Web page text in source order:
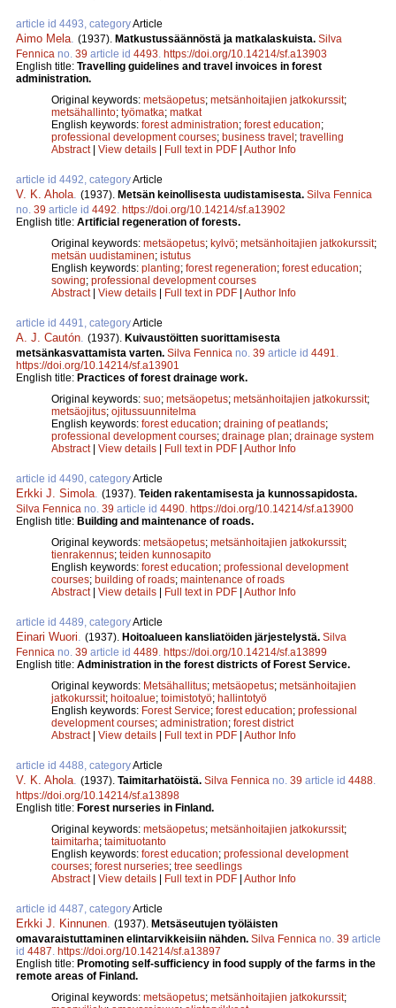
article id 4493, categoryArticle
Aimo Mela (1937). Matkustussäännöstä ja matkalaskuista. Silva
Fennica no. 39 article id 4493 https://doi.org/10.14214/sf.a13903
English title: Travelling guidelines and travel invoices in forest
administration.
Original keywords: metsäopetus; metsänhoitajien jatkokurssit;
metsähallinto; työmatka; matkat
English keywords: forest administration; forest education;
professional development courses; business travel; travelling
Abstract| View details | Full text in PDF | Author Info
article id 4492, categoryArticle
V. K. Ahola (1937). Metsän keinollisesta uudistamisesta. Silva Fennica
no. 39 article id 4492 https://doi.org/10.14214/sf.a13902
English title: Artificial regeneration of forests.
Original keywords: metsäopetus; kylvö; metsänhoitajien jatkokurssit;
metsän uudistaminen; istutus
English keywords: planting; forest regeneration; forest education;
sowing; professional development courses
Abstract| View details | Full text in PDF | Author Info
article id 4491, categoryArticle
A. J. Cautón (1937). Kuivaustöitten suorittamisesta
metsänkasvattamista varten. Silva Fennica no. 39 article id 4491
https://doi.org/10.14214/sf.a13901
English title: Practices of forest drainage work.
Original keywords: suo; metsäopetus; metsänhoitajien jatkokurssit;
metsäojitus; ojitussuunnitelma
English keywords: forest education; draining of peatlands;
professional development courses; drainage plan; drainage system
Abstract| View details | Full text in PDF | Author Info
article id 4490, categoryArticle
Erkki J. Simola (1937). Teiden rakentamisesta ja kunnossapidosta.
Silva Fennica no. 39 article id 4490 https://doi.org/10.14214/sf.a13900
English title: Building and maintenance of roads.
Original keywords: metsäopetus; metsänhoitajien jatkokurssit;
tienrakennus; teiden kunnosapito
English keywords: forest education; professional development
courses; building of roads; maintenance of roads
Abstract| View details | Full text in PDF | Author Info
article id 4489, categoryArticle
Einari Wuori (1937). Hoitoalueen kansliatöiden järjestelystä. Silva
Fennica no. 39 article id 4489 https://doi.org/10.14214/sf.a13899
English title: Administration in the forest districts of Forest Service.
Original keywords: Metsähallitus; metsäopetus; metsänhoitajien
jatkokurssit; hoitoalue; toimistotyö; hallintotyö
English keywords: Forest Service; forest education; professional
development courses; administration; forest district
Abstract| View details | Full text in PDF | Author Info
article id 4488, categoryArticle
V. K. Ahola (1937). Taimitarhatöistä. Silva Fennica no. 39 article id 4488
https://doi.org/10.14214/sf.a13898
English title: Forest nurseries in Finland.
Original keywords: metsäopetus; metsänhoitajien jatkokurssit;
taimitarha; taimituotanto
English keywords: forest education; professional development
courses; forest nurseries; tree seedlings
Abstract| View details | Full text in PDF | Author Info
article id 4487, categoryArticle
Erkki J. Kinnunen (1937). Metsäseutujen työläisten
omavaraistuttaminen elintarvikkeisiin nähden. Silva Fennica no. 39 article
id 4487 https://doi.org/10.14214/sf.a13897
English title: Promoting self-sufficiency in food supply of the farms in the
remote areas of Finland.
Original keywords: metsäopetus; metsänhoitajien jatkokurssit;